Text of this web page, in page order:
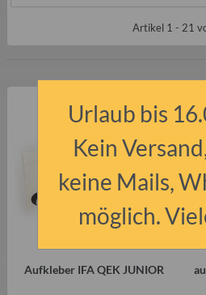
Artikel 1 - 21
Aufkleber IFA QEK JUNIOR
Urlaub bis
Kein
keine Mails,
möglich.